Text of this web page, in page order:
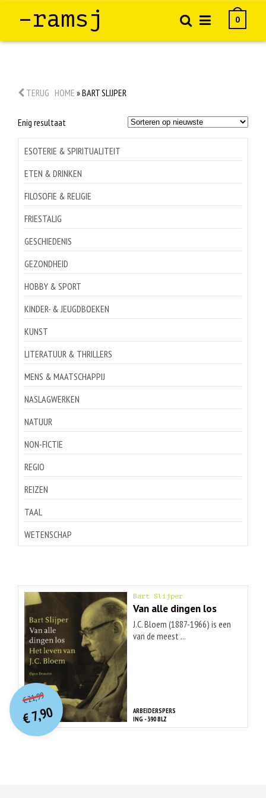
–ramsj 0
TERUG HOME »BART SLIJPER
Enig resultaat
ESOTERIE & SPIRITUALITEIT
ETEN & DRINKEN
FILOSOFIE & RELIGIE
FRIESTALIG
GESCHIEDENIS
GEZONDHEID
HOBBY & SPORT
KINDER- & JEUGDBOEKEN
KUNST
LITERATUUR & THRILLERS
MENS & MAATSCHAPPIJ
NASLAGWERKEN
NATUUR
NON-FICTIE
REGIO
REIZEN
TAAL
WETENSCHAP
Bart Slijper
Van alle dingen los
J.C. Bloem (1887-1966) is een
van de meest ...
ARBEIDERSPERS
ING - 390 BLZ
€21,99O
orspr
onkelijke
prijs
was:
€ 21,99.
€7,90
Huidige
prijs
is:
€ 7,90.